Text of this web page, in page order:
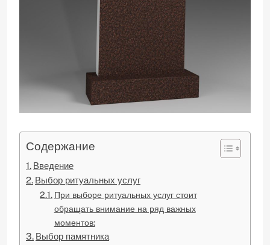
Содержание
Введение
Выбор ритуальных услуг
При выборе ритуальных услуг стоит
обращать внимание на ряд важных
моментов:
Выбор памятника